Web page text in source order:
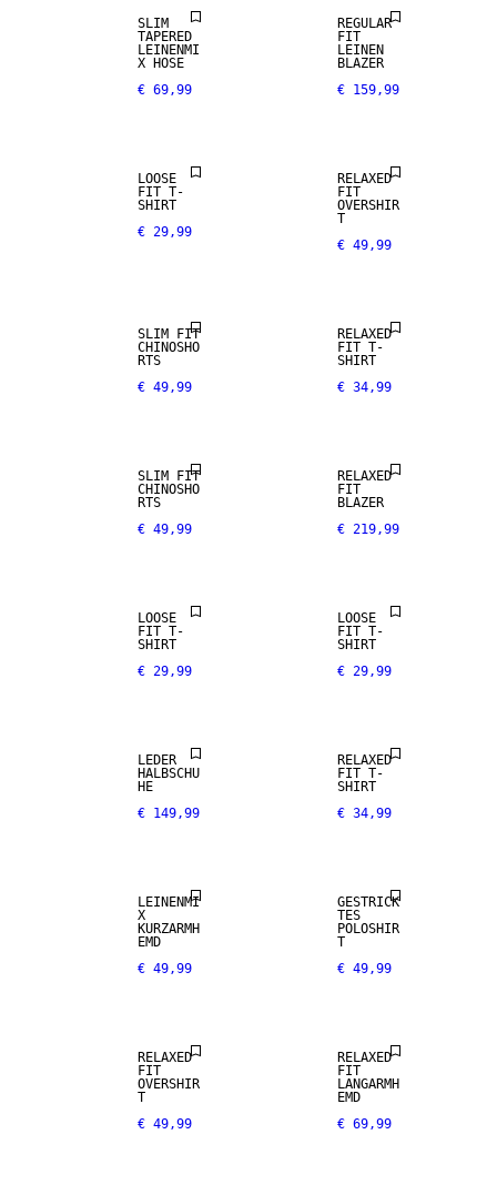
SLIM
TAPERED
LEINENMI
X HOSE
€ 69,99
REGULAR
FIT
LEINEN
BLAZER
€ 159,99
LOOSE
FIT T-
SHIRT
€ 29,99
RELAXED
FIT
OVERSHIR
T
€ 49,99
SLIM FIT
CHINOSHO
RTS
€ 49,99
RELAXED
FIT T-
SHIRT
€ 34,99
SLIM FIT
CHINOSHO
RTS
€ 49,99
RELAXED
FIT
BLAZER
€ 219,99
LOOSE
FIT T-
SHIRT
€ 29,99
LOOSE
FIT T-
SHIRT
€ 29,99
LEDER
HALBSCHU
HE
€ 149,99
RELAXED
FIT T-
SHIRT
€ 34,99
LEINENMI
X
KURZARMH
EMD
€ 49,99
NEW
GESTRICK
TES
POLOSHIR
T
€ 49,99
RELAXED
FIT
OVERSHIR
T
€ 49,99
RELAXED
FIT
LANGARMH
EMD
€ 69,99